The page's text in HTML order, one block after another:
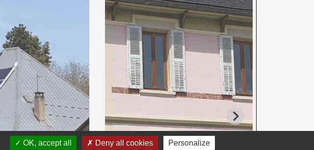
OK, accept all Deny all cookies Personalize